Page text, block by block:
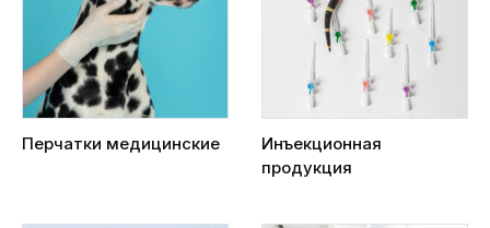
Перчатки медицинские
Инъекционная
продукция